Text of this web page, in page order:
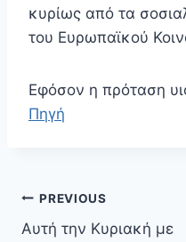
κυρίως από τα
του Ευρωπαϊκού
Εφόσον η πρόταση
Πηγή
Πλοήγηση
άρθρων
PREVIOUS
Αυτή την Κυριακή με